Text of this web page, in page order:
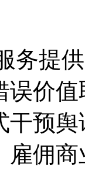
务提
误价
干预
雇佣